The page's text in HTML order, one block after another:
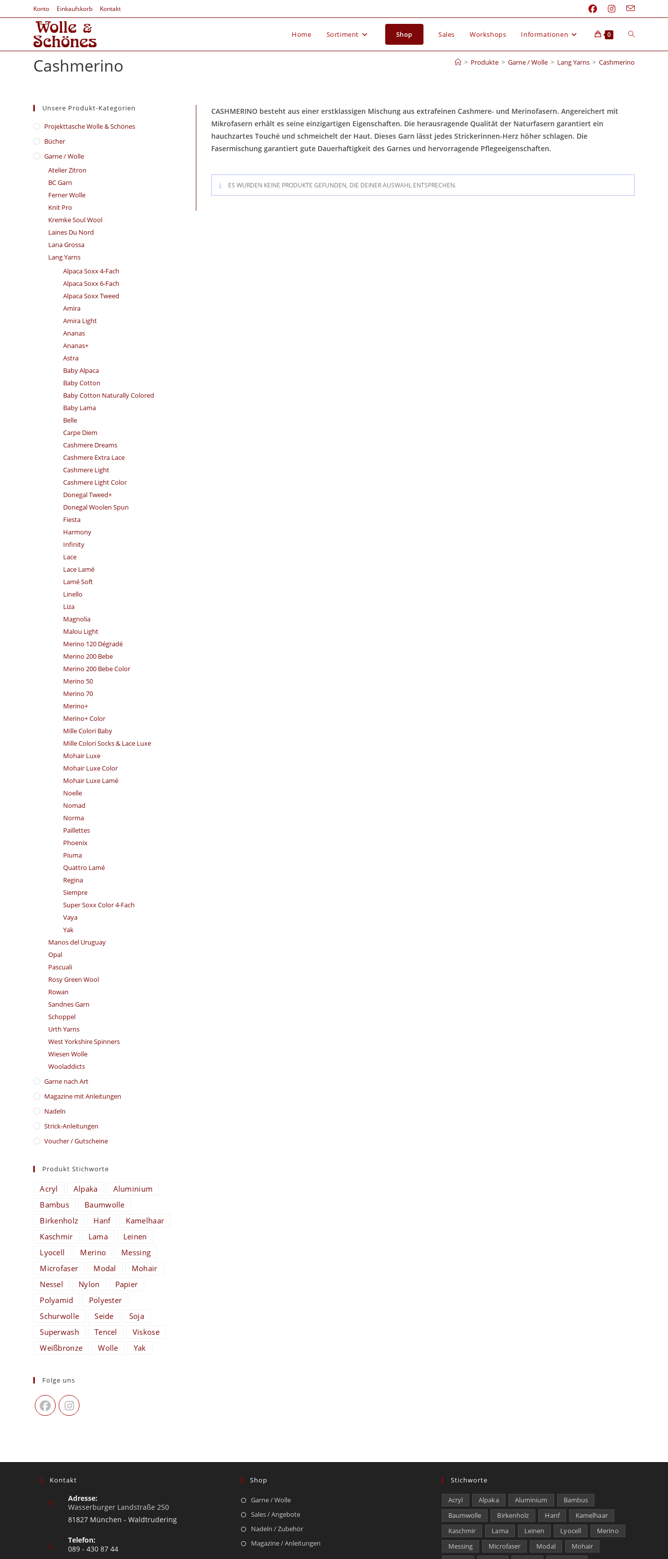
Konto Einkaufskorb Kontakt
Home Sortiment Shop Sales Workshops Informationen 0
Cashmerino > Produkte > Garne / Wolle > Lang Yarns > Cashmerino
CASHMERINO besteht aus einer erstklassigen Mischung aus extrafeinen Cashmere- und Merinofasern. Angereichert mit
Mikrofasern erhält es seine einzigartigen Eigenschaften. Die herausragende Qualität der Naturfasern garantiert ein
hauchzartes Touché und schmeichelt der Haut. Dieses Garn lässt jedes Strickerinnen-Herz höher schlagen. Die
Fasermischung garantiert gute Dauerhaftigkeit des Garnes und hervorragende Pflegeeigenschaften.
ES WURDEN KEINE PRODUKTE GEFUNDEN, DIE DEINER AUSWAHL ENTSPRECHEN.
Unsere Produkt-Kategorien
​Projekttasche Wolle & Schönes
Bücher
Garne / Wolle
Atelier Zitron
BC Garn
Ferner Wolle
Knit Pro
Kremke Soul Wool
Laines Du Nord
Lana Grossa
Lang Yarns
Alpaca Soxx 4-Fach
Alpaca Soxx 6-Fach
Alpaca Soxx Tweed
Amira
Amira Light
Ananas
Ananas+
Astra
Baby Alpaca
Baby Cotton
Baby Cotton Naturally Colored
Baby Lama
Belle
Carpe Diem
Cashmere Dreams
Cashmere Extra Lace
Cashmere Light
Cashmere Light Color
Donegal Tweed+
Donegal Woolen Spun
Fiesta
Harmony
Infinity
Lace
Lace Lamé
Lamé Soft
Linello
Liza
Magnolia
Malou Light
Merino 120 Dégradé
Merino 200 Bebe
Merino 200 Bebe Color
Merino 50
Merino 70
Merino+
Merino+ Color
Mille Colori Baby
Mille Colori Socks & Lace Luxe
Mohair Luxe
Mohair Luxe Color
Mohair Luxe Lamé
Noelle
Nomad
Norma
Paillettes
Phoenix
Piuma
Quattro Lamé
Regina
Siempre
Super Soxx Color 4-Fach
Vaya
Yak
Manos del Uruguay
Opal
Pascuali
Rosy Green Wool
Rowan
Sandnes Garn
Schoppel
Urth Yarns
West Yorkshire Spinners
Wiesen Wolle
Wooladdicts
Garne nach Art
Magazine mit Anleitungen
Nadeln
Strick-Anleitungen
Voucher / Gutscheine
Produkt Stichworte
Acryl Alpaka
Aluminium
Bambus
Baumwolle
Birkenholz
Hanf
Kamelhaar
Kaschmir
Lama
Leinen
Lyocell
Merino
Messing
Microfaser
Modal
Mohair
Nessel
Nylon
Papier
Polyamid
Polyester
Schurwolle
Seide
Soja
Superwash
Tencel
Viskose
Weißbronze
Wolle Yak
Folge uns
Kontakt
Adresse:
Wasserburger Landstraße 250
81827 München - Waldtrudering
Telefon:
089 - 430 87 44
Shop
Garne / Wolle
Sales / Angebote
Nadeln / Zubehör
Magazine / Anleitungen
Stichworte
Acryl Alpaka Aluminium
Bambus
Baumwolle
Birkenholz Hanf
Kamelhaar
Kaschmir
Lama Leinen Lyocell
Merino
Messing
Microfaser Modal
Mohair